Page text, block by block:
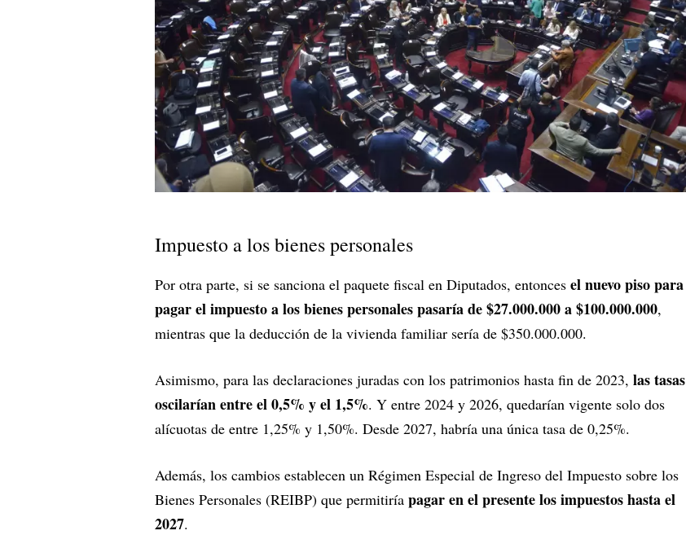
Impuesto a los bienes personales
Por otra parte, si se sanciona el paquete fiscal en Diputados, entonces el nuevo piso para
pagar el impuesto a los bienes personales pasaría de $27.000.000 a $100.000.000,
mientras que la deducción de la vivienda familiar sería de $350.000.000.
Asimismo, para las declaraciones juradas con los patrimonios hasta fin de 2023, las tasas
oscilarían entre el 0,5% y el 1,5%. Y entre 2024 y 2026, quedarían vigente solo dos
alícuotas de entre 1,25% y 1,50%. Desde 2027, habría una única tasa de 0,25%.
Además, los cambios establecen un Régimen Especial de Ingreso del Impuesto sobre los
Bienes Personales (REIBP) que permitiría pagar en el presente los impuestos hasta el
2027.